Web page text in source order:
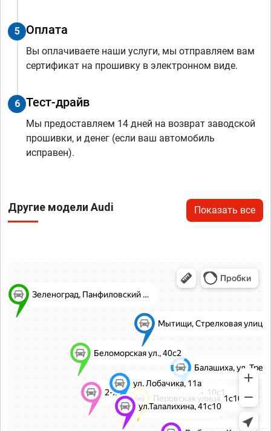
5 Оплата
Вы оплачиваете наши услуги, мы отправляем вам
сертификат на прошивку в электронном виде.
6 Тест-драйв
Мы предоставляем 14 дней на возврат заводской
прошивки, и денег (если ваш автомобиль
исправен).
Другие модели Audi Показать все